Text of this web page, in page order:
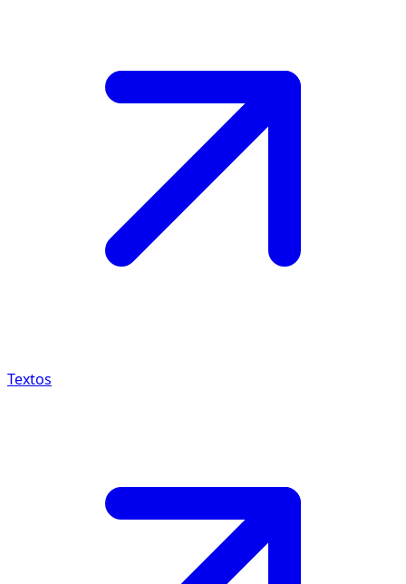
Textos